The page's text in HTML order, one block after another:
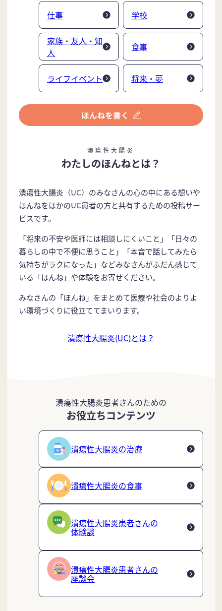
仕事 学校
家族・友人・知
人
食事
ライフイベント 将来・夢
潰瘍性大腸炎
わたしのほんねとは？
潰瘍性大腸炎（UC）のみなさんの心の中にある想いや
ほんねをほかのUC患者の方と共有するための投稿サー
ビスです。
「将来の不安や医師には相談しにくいこと」「日々の
暮らしの中で不便に思うこと」「本音で話してみたら
気持ちがラクになった」などみなさんがふだん感じて
いる「ほんね」や体験をお寄せください。
みなさんの「ほんね」をまとめて医療や社会のよりよ
い環境づくりに役立ててまいります。
潰瘍性大腸炎(UC)とは？
潰瘍性大腸炎患者さんのための
お役立ちコンテンツ
潰瘍性大腸炎の治療
潰瘍性大腸炎の食事
潰瘍性大腸炎患者さんの
体験談
潰瘍性大腸炎患者さんの
座談会